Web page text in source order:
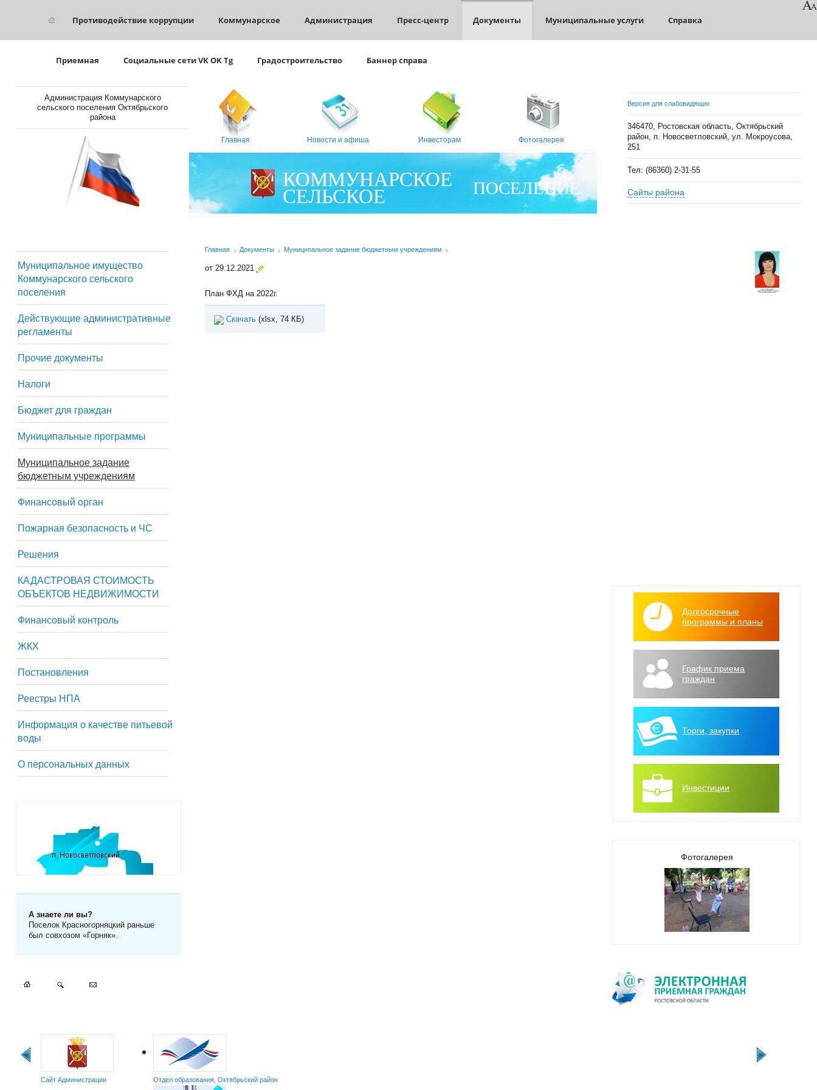
Противодействие коррупции Коммунарское Администрация Пресс-центр Документы Муниципальные услуги Справка
Приемная Социальные сети VK OK Tg Градостроительство Баннер справа
Администрация Коммунарского
сельского поселения Октябрьского
района
Главная Новости и афиша Инвесторам Фотогалерея
КОММУНАРСКОЕ
СЕЛЬСКОЕ ПОСЕЛЕНИЕ
Версия для слабовидящих
346470, Ростовская область, Октябрьский
район, п. Новосветловский, ул. Мокроусова,
251
Тел: (86360) 2-31-55
Сайты района
Муниципальное имущество
Коммунарского сельского
поселения
Действующие административные
регламенты
Прочие документы
Налоги
Бюджет для граждан
Муниципальные программы
Муниципальное задание
бюджетным учреждениям
Финансовый орган
Пожарная безопасность и ЧС
Решения
КАДАСТРОВАЯ СТОИМОСТЬ
ОБЪЕКТОВ НЕДВИЖИМОСТИ
Финансовый контроль
ЖКХ
Постановления
Реестры НПА
Информация о качестве питьевой
воды
О персональных данных
А знаете ли вы?
Поселок Красногорняцкий раньше
был совхозом «Горняк».
Главная Документы Муниципальное задание бюджетным учреждениям
от 29.12.2021
План ФХД на 2022г.
Скачать(xlsx, 74 КБ)
Долгосрочные
программы и планы
График приема
граждан
Торги, закупки
Инвестиции
Фотогалерея
Сайт Администрации
Отдел образования, Октябрьский район